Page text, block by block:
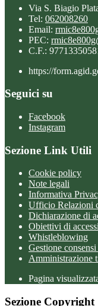
Via S. Biagio
Tel: 062008260
Email:
PEC:
C.F.:
https://
Seguici su
Facebook
Instagram
Sezione Link Utili
Cookie policy
Note legali
Informativa
Ufficio Relazioni
Dichiarazione di
Obiettivi di
Whistleblowing
Gestione
Amministrazione
Pagina
Sezione Copyright